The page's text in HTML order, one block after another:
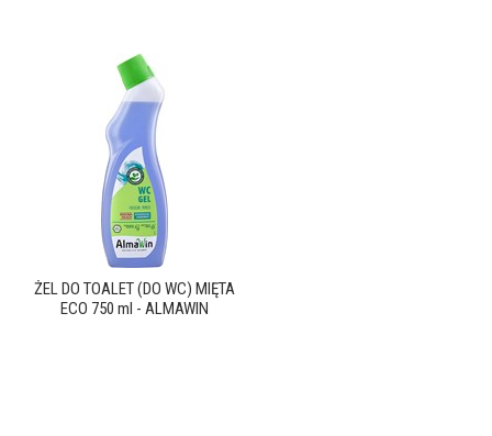
ŻEL DO TOALET (DO WC) MIĘTA
ECO 750 ml - ALMAWIN